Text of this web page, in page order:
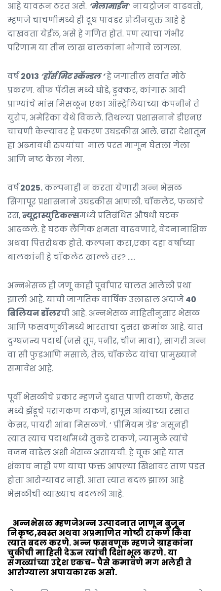
आहे यावरून ठरत असे. ‘मेलामाईन‘ नायट्रोजन वाढवतो,
म्हणजे चाचणीमध्ये ही दूध पावडर प्रोटीनयुक्त आहे हे
दाखवता येईल, असे हे गणित होतं. पण त्याचा गंभीर
परिणाम या तीन लाख बालकांना भोगावे लागला.
वर्ष2013 ‘हॉर्स मिट स्कॅन्डल ‘हे जगातील सर्वात मोठे
प्रकरण. बीफ पॅटीस मध्ये घोडे, डुक्कर, कांगारू आदी
प्राण्यांचे मांस मिसळून एका ऑस्ट्रेलियाच्या कंपनीने ते
युरोप, अमेरिका येथे विकले. तिथल्या प्रशासनाने डीएनए
चाचणी केल्यावर हे प्रकरण उघडकीस आले. बारा देशातून
हा अब्जावधी रुपयांचा माल परत मागून घेतला गेला
आणि नष्ट केला गेला.
वर्ष2025.कल्पनाही न करता येणारी अन्न भेसळ
सिंगापूर प्रशासनाने उघडकीस आणली. चॉकलेट, फळांचे
रस,न्यूट्रास्युटिकल्समध्ये प्रतिबंधित औषधी घटक
आढळले. हे घटक लैंगिक क्षमता वाढवणारे, वेदनानाशिक
अथवा पित्तरोधक होते. कल्पना करा,एका दहा वर्षाच्या
बालकांनी हे चॉकलेट खाल्ले तर? …..
अन्नभेसळ ही जणू काही पूर्वापार चालत आलेली प्रथा
झाली आहे. याची जागतिक वार्षिक उलाढाल अंदाजे 40
बिलियन डॉलरची आहे. अन्नभेसळ माहितीनुसार भेसळ
आणि फसवणुकीमध्ये भारताचा दुसरा क्रमांक आहे. यात
दुग्धजन्य पदार्थ (जसे तूप, पनीर, चीज मावा), सागरी अन्न
वा सी फुडआणि मसाले, तेल, चॉकलेट यांचा प्रामुख्याने
समावेश आहे.
पूर्वी भेसळीचे प्रकार म्हणजे दुधात पाणी टाकणे, केसर
मध्ये झेंडूचे परागकण टाकणे, हापूस आंब्याच्या रसात
केसर, पायरी आंबा मिसळणे. ‘ प्रीमियम ग्रेड’ असूनही
त्यात त्याच पदार्थांमध्ये तुकडे टाकणे, ज्यामुळे त्यांचे
वजन वाढेल अशी भेसळ असायची. हे चूक आहे यात
शंकाच नाही पण याचा फक्त आपल्या खिशावर ताण पडत
होता आरोग्यावर नाही. आता त्यात बदल झाला आहे
भेसळीची व्याख्याच बदलली आहे.
अन्नभेसळ म्हणजेअन्न उत्पादनात जाणून बुजून
निकृष्ट,स्वस्त अथवा अप्रमाणित गोष्टी टाकणे किंवा
त्यात बदल करणे. अन्न फसवणूक म्हणजे ग्राहकांना
चुकीची माहिती देऊन त्यांची दिशाभूल करणे. या
सगळ्यांच्या उद्देश एकच- पैसे कमावणे मग भलेही ते
आरोग्याला अपायकारक असो.